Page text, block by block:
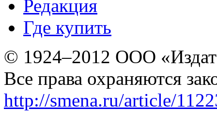
Редакция
Где купить
© 1924–2012 ООО
Все права охраняются
http://smena.ru/article/